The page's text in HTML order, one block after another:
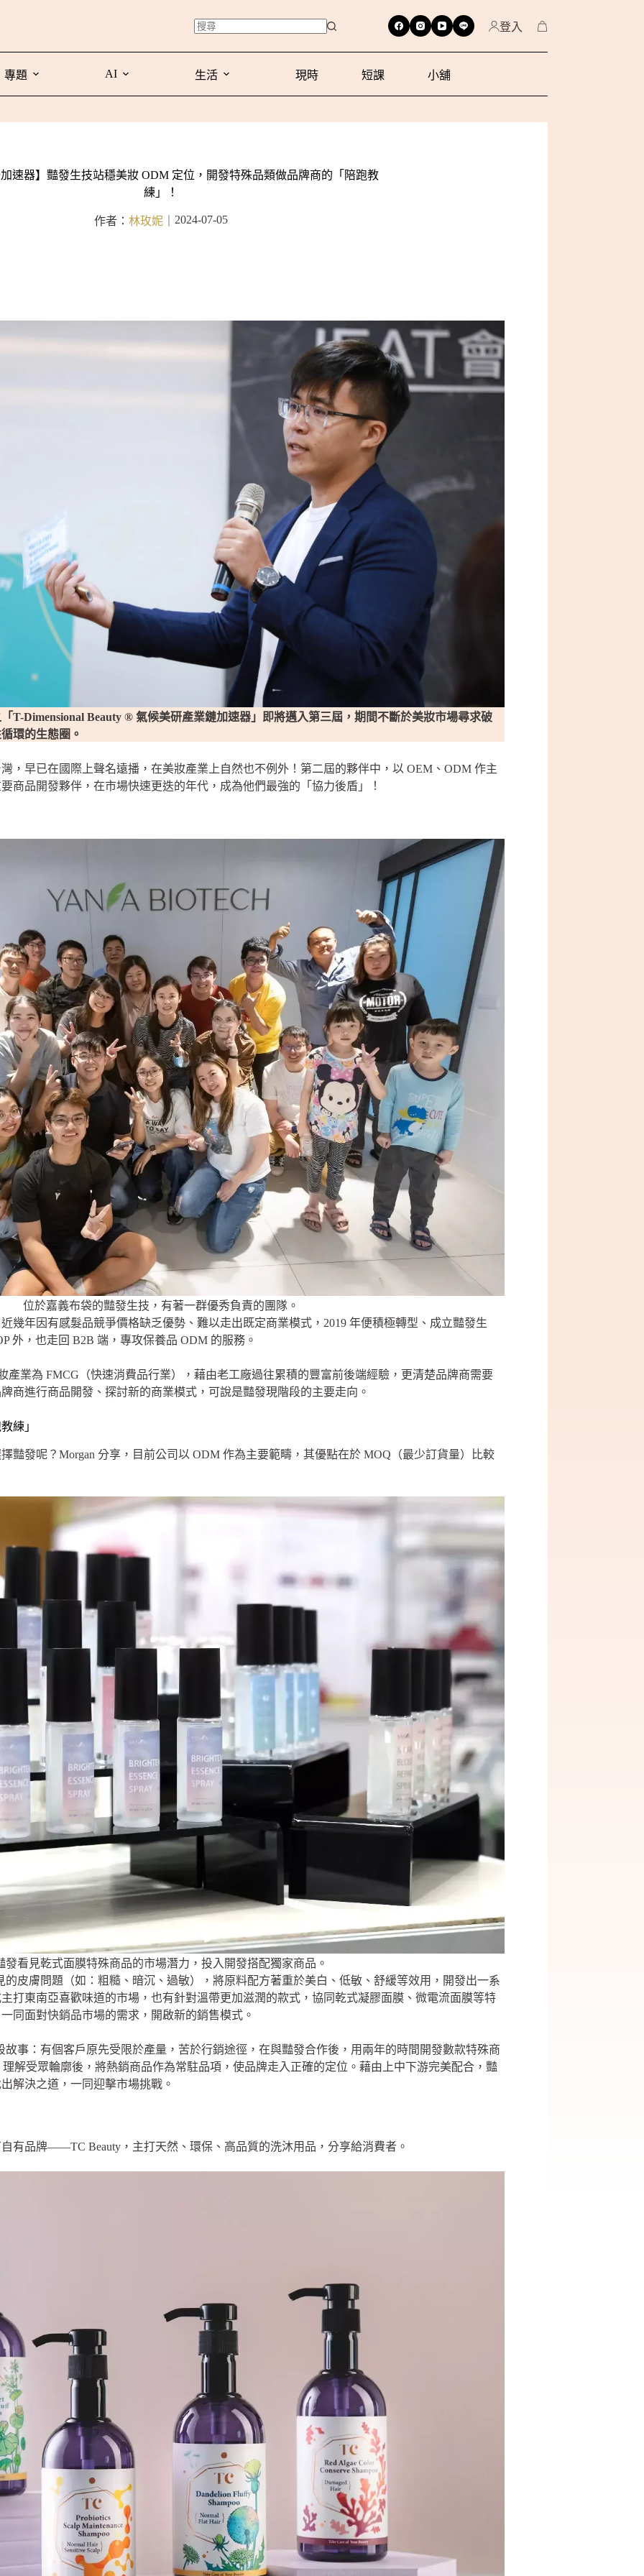
登入
專題 AI 生活 現時 短課 小舖
速器】豔發生技站穩美妝 ODM 定位，開發特殊品類做品牌商的「陪跑教
練」！
作者： 林玫妮 2024-07-05
T-Dimensional Beauty ® 氣候美研產業鏈加速器」即將邁入第三屆，期間不斷於美妝市場尋求破
環的生態圈。
，早已在國際上聲名遠播，在美妝產業上自然也不例外！第二屆的夥伴中，以 OEM、ODM 作主
商品開發夥伴，在市場快速更迭的年代，成為他們最強的「協力後盾」！
位於嘉義布袋的豔發生技，有著一群優秀負責的團隊。
幾年因有感髮品競爭價格缺乏優勢、難以走出既定商業模式，2019 年便積極轉型、成立豔發生
外，也走回 B2B 端，專攻保養品 ODM 的服務。
產業為 FMCG（快速消費品行業），藉由老工廠過往累積的豐富前後端經驗，更清楚品牌商需要
商進行商品開發、探討新的商業模式，可說是豔發現階段的主要走向。
練」
豔發呢？Morgan 分享，目前公司以 ODM 作為主要範疇，其優點在於 MOQ（最少訂貨量）比較
發看見乾式面膜特殊商品的市場潛力，投入開發搭配獨家商品。
的皮膚問題（如：粗糙、暗沉、過敏），將原料配方著重於美白、低敏、舒緩等效用，開發出一系
打東南亞喜歡味道的市場，也有針對溫帶更加滋潤的款式，協同乾式凝膠面膜、微電流面膜等特
同面對快銷品市場的需求，開啟新的銷售模式。
故事：有個客戶原先受限於產量，苦於行銷途徑，在與豔發合作後，用兩年的時間開發數款特殊商
解受眾輪廓後，將熱銷商品作為常駐品項，使品牌走入正確的定位。藉由上中下游完美配合，豔
解決之道，一同迎擊市場挑戰。
有品牌——TC Beauty，主打天然、環保、高品質的洗沐用品，分享給消費者。